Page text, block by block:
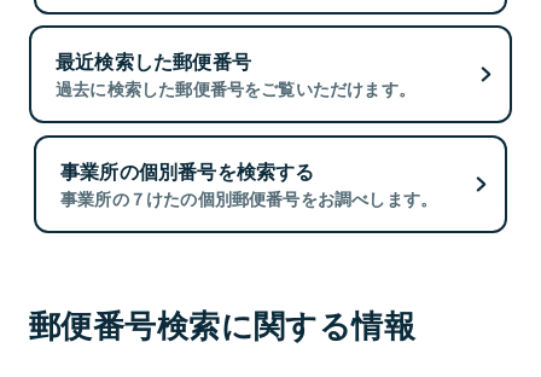
最近検索した郵便番号
過去に検索した郵便番号をご覧いただけます。
事業所の個別番号を検索する
事業所の７けたの個別郵便番号をお調べします。
郵便番号検索に関する情報